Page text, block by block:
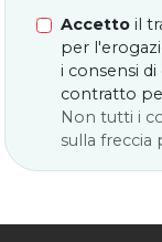
Accetto il
per
i consensi di
contratto
Non tutti i
sulla freccia